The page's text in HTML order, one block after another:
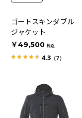
ゴートスキンダブル
ジャケット
￥49,500 税込
4.3（7）